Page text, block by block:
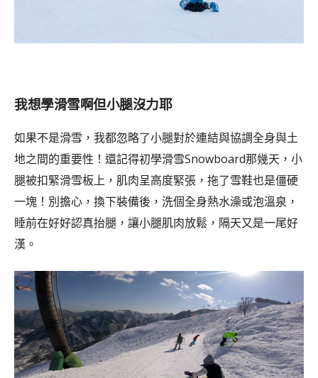
我想學滑雪啊但小腿沒力耶
如果不是滑雪，我都忽略了小腿對於連結與協調全身與土
地之間的重要性！還記得初學滑雪Snowboard那幾天，小
腿被扣緊滑雪板上，肌肉呈高度緊張，拖了雪鞋也是僵硬
一塊！別擔心，換下裝備後，洗個全身熱水澡或泡溫泉，
睡前在好好認真抬腿，讓小腿肌肉放鬆，隔天又是一尾好
漢。